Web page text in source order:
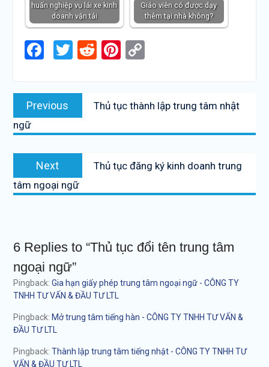
huấn nghiệp vụ lái xe kinh
doanh vận tải
Giáo viên có được dạy
thêm tại nhà không?
Facebook
Twitter
RedditPinterest
Copy
Điều
hướng
bài
viết
Previous
Previous
post:
Thủ tục thành lập trung tâm nhật
ngữ
Next
Next
post:
Thủ tục đăng ký kinh doanh trung
tâm ngoại ngữ
6 Replies to “Thủ tục đổi tên trung tâm
ngoại ngữ”
Pingback: Gia hạn giấy phép trung tâm ngoại ngữ - CÔNG TY
TNHH TƯ VẤN & ĐẦU TƯ LTL
Pingback: Mở trung tâm tiếng hàn - CÔNG TY TNHH TƯ VẤN &
ĐẦU TƯ LTL
Pingback: Thành lập trung tâm tiếng nhật - CÔNG TY TNHH TƯ
VẤN & ĐẦU TƯ LTL